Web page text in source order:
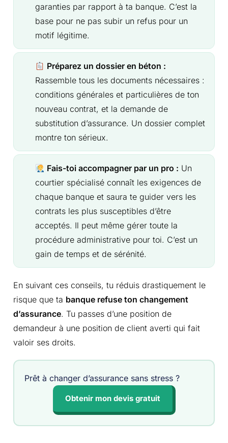
garanties par rapport à ta banque. C’est la
base pour ne pas subir un refus pour un
motif légitime.
Préparez un dossier en béton :
Rassemble tous les documents nécessaires :
conditions générales et particulières de ton
nouveau contrat, et la demande de
substitution d’assurance. Un dossier complet
montre ton sérieux.
Fais-toi accompagner par un pro : Un
courtier spécialisé connaît les exigences de
chaque banque et saura te guider vers les
contrats les plus susceptibles d’être
acceptés. Il peut même gérer toute la
procédure administrative pour toi. C’est un
gain de temps et de sérénité.
En suivant ces conseils, tu réduis drastiquement le
risque que ta banque refuse ton changement
d’assurance. Tu passes d’une position de
demandeur à une position de client averti qui fait
valoir ses droits.
Prêt à changer d’assurance sans stress ?
Obtenir mon devis gratuit